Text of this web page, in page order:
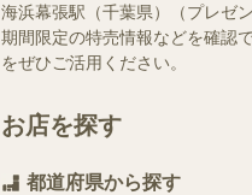
海浜幕張駅（千葉県）（プレゼ
期間限定の特売情報などを確認
をぜひご活用ください。
お店を探す
都道府県から探す